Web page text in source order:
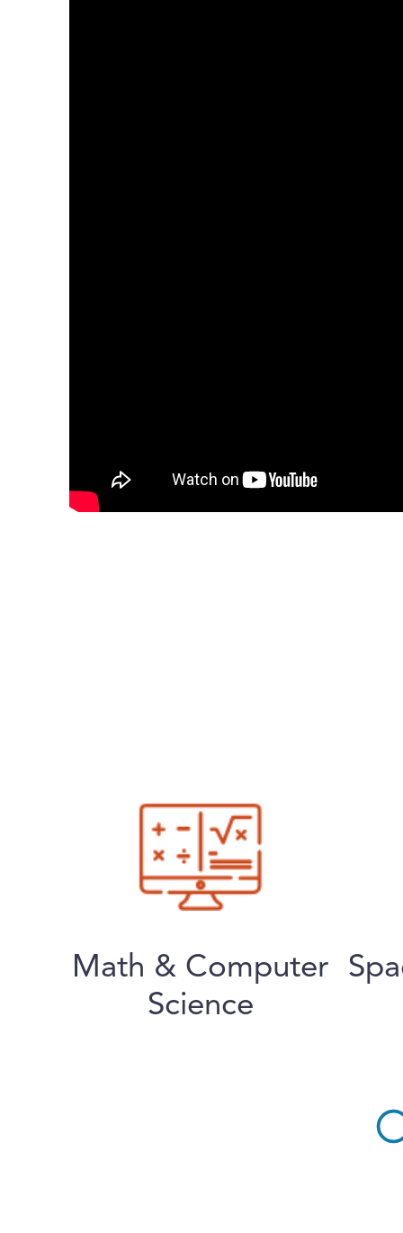
Math & Computer
Science